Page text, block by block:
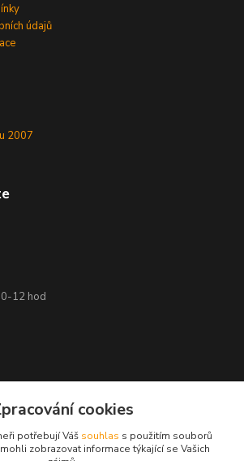
údajů
2007
12 hod
12 hod cookies
potřebují Váš souhlas s použitím souborů
zobrazovat informace týkající se Vašich